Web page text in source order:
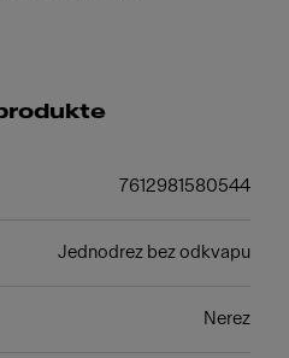
7612981580544
Jednodrez bez odkvapu
Nerez